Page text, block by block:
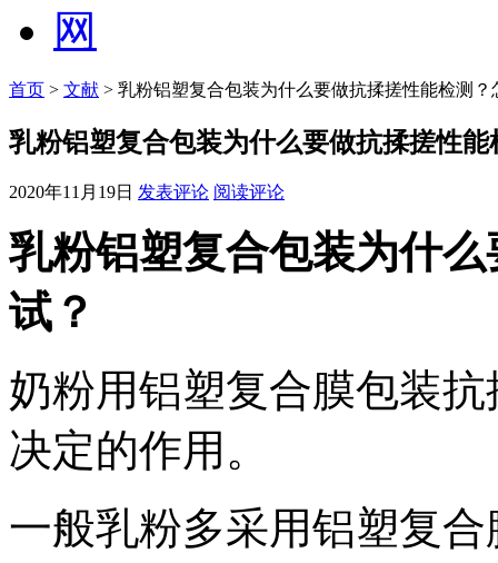
首页 > 文献 > 乳粉铝塑复合包装为什么要做抗揉搓性能检测？
乳粉铝塑复合包装为什么要做抗揉搓性
2020年11月19日 发表评论 阅读评论
乳粉铝塑复合包装为什
试？
奶粉用铝塑复合膜包装
决定的作用。
一般乳粉多采用铝塑复